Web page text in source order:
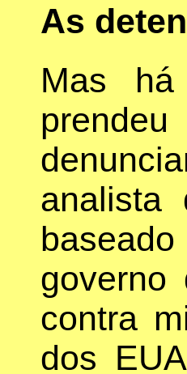
As
Mas
analista
governo
contra
dos